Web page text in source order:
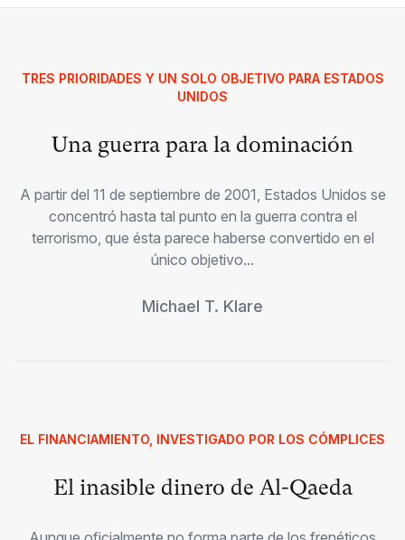
TRES PRIORIDADES Y UN SOLO OBJETIVO PARA ESTADOS
UNIDOS
Una guerra para la dominación
A partir del 11 de septiembre de 2001, Estados Unidos se
concentró hasta tal punto en la guerra contra el
terrorismo, que ésta parece haberse convertido en el
único objetivo...
Michael T. Klare
EL FINANCIAMIENTO, INVESTIGADO POR LOS CÓMPLICES
El inasible dinero de Al-Qaeda